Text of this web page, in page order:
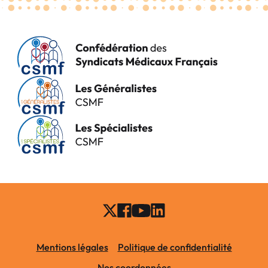
Mentions légales
Politique de confidentialité